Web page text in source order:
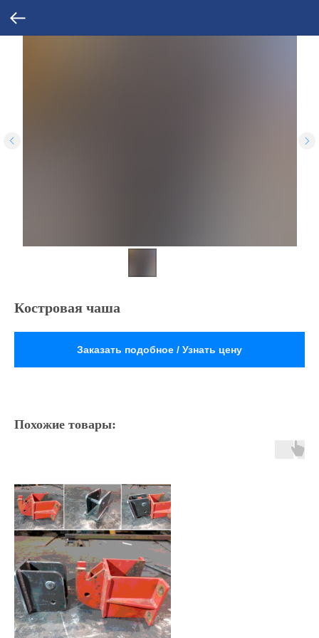
Костровая чаша
Заказать подобное / Узнать цену
Похожие товары: